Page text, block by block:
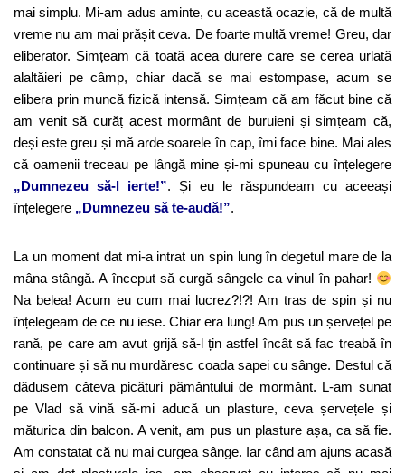
mai simplu. Mi-am adus aminte, cu această ocazie, că de multă
vreme nu am mai prășit ceva. De foarte multă vreme! Greu, dar
eliberator. Simțeam că toată acea durere care se cerea urlată
alaltăieri pe câmp, chiar dacă se mai estompase, acum se
elibera prin muncă fizică intensă. Simțeam că am făcut bine că
am venit să curăț acest mormânt de buruieni și simțeam că,
deși este greu și mă arde soarele în cap, îmi face bine. Mai ales
că oamenii treceau pe lângă mine și-mi spuneau cu înțelegere
„Dumnezeu să-l ierte!”. Și eu le răspundeam cu aceeași
înțelegere „Dumnezeu să te-audă!”.
La un moment dat mi-a intrat un spin lung în degetul mare de la
mâna stângă. A început să curgă sângele ca vinul în pahar!
Na belea! Acum eu cum mai lucrez?!?! Am tras de spin și nu
înțelegeam de ce nu iese. Chiar era lung! Am pus un șervețel pe
rană, pe care am avut grijă să-l țin astfel încât să fac treabă în
continuare și să nu murdăresc coada sapei cu sânge. Destul că
dădusem câteva picături pământului de mormânt. L-am sunat
pe Vlad să vină să-mi aducă un plasture, ceva șervețele și
măturica din balcon. A venit, am pus un plasture așa, ca să fie.
Am constatat că nu mai curgea sânge. Iar când am ajuns acasă